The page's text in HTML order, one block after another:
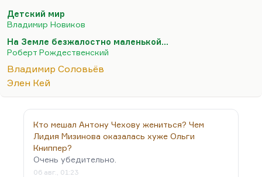
деяния приходится совершать негероическим людям»
Маленький человек вынужден стать большим,
да? Маленький человек вынужден стать
сверхчеловеком. Об этом, кстати, у
Рождественского было плохое стихотворение, но
характерное — «На Земле безжалостно
а почему плохое? Такое трогательное по-своему
стихотворение.
Тут в чем…
Детский мир
Владимир Новиков
На Земле безжалостно маленькой...
Роберт Рождественский
Владимир Соловьёв
Элен Кей
Кто мешал Антону Чехову жениться? Чем
Лидия Мизинова оказалась хуже Ольги
Книппер?
Очень убедительно.
06 авг., 01:23